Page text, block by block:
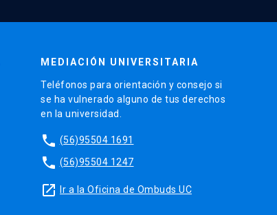
MEDIACIÓN UNIVERSITARIA
Teléfonos para orientación y consejo si
se ha vulnerado alguno de tus derechos
en la universidad.
phone (56)95504 1691
phone (56)95504 1247
launch Ir a la Oficina de Ombuds UC